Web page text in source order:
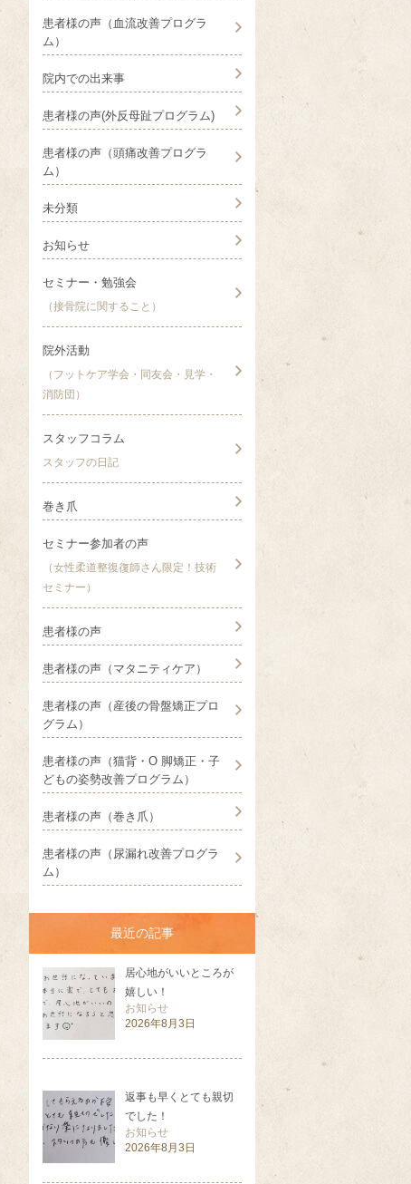
患者様の声（血流改善プログラ
ム）
院内での出来事
患者様の声(外反母趾プログラム)
患者様の声（頭痛改善プログラ
ム）
未分類
お知らせ
セミナー・勉強会
（接骨院に関すること）
院外活動
（フットケア学会・同友会・見学・
消防団）
スタッフコラム
スタッフの日記
巻き爪
セミナー参加者の声
（女性柔道整復復師さん限定！技術
セミナー）
患者様の声
患者様の声（マタニティケア）
患者様の声（産後の骨盤矯正プロ
グラム）
患者様の声（猫背・O 脚矯正・子
どもの姿勢改善プログラム）
患者様の声（巻き爪）
患者様の声（尿漏れ改善プログラ
ム）
最近の記事
居心地がいいところが
嬉しい！
お知らせ
2026年8月3日
返事も早くとても親切
でした！
お知らせ
2026年8月3日